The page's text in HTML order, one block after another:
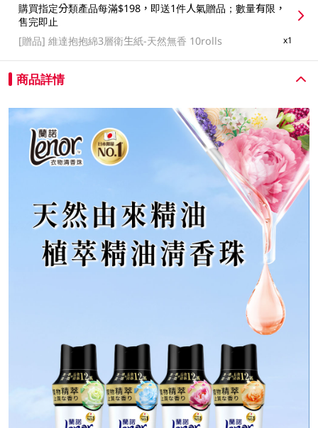
購買指定分類產品每滿$198，即送1件人氣贈品；數量有限，
售完即止
[贈品]維達抱抱綿3層衛生紙-天然無香 10rolls x1
商品詳情